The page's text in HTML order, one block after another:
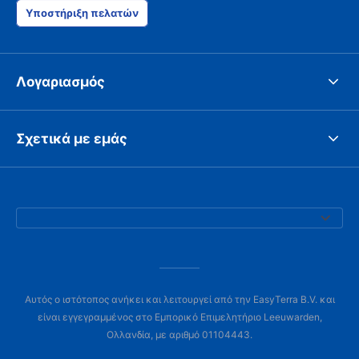
Υποστήριξη πελατών
Λογαριασμός
Σχετικά με εμάς
Αυτός ο ιστότοπος ανήκει και λειτουργεί από την EasyTerra B.V. και
είναι εγγεγραμμένος στο Εμπορικό Επιμελητήριο Leeuwarden,
Ολλανδία, με αριθμό 01104443.